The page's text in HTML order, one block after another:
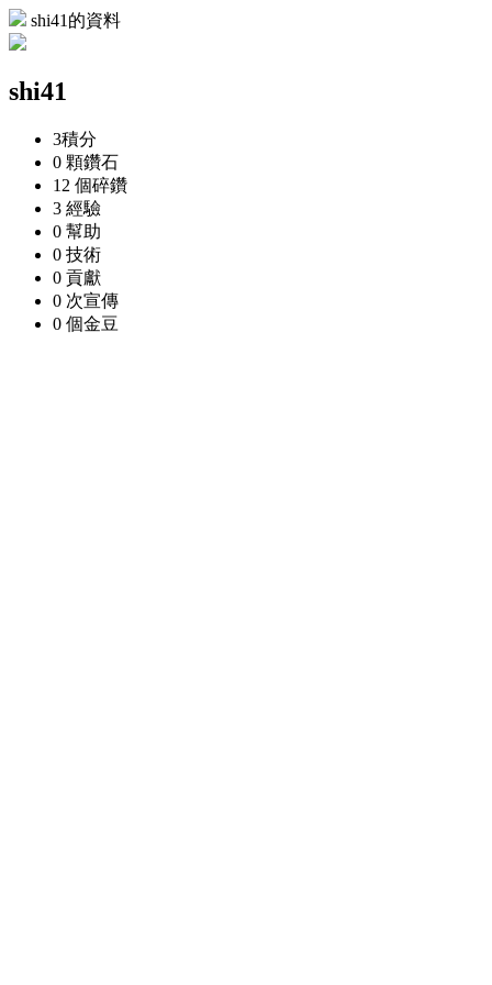
shi41的資料
shi41
3積分
0 顆鑽石
12 個碎鑽
3 經驗
0 幫助
0 技術
0 貢獻
0 次宣傳
0 個金豆